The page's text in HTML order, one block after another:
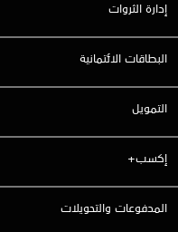
إدارة الثروات
البطاقات الائتمانية
التمويل
إكسب+
المدفوعات والتحويلات